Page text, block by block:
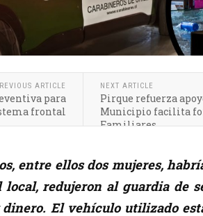
ARTICLE
para
frontal
NEXT ARTICLE
Pirque refuerza
Municipio facilita
Familiares
entre ellos dos mujeres,
local, redujeron al guardia de
dinero. El vehículo utilizado